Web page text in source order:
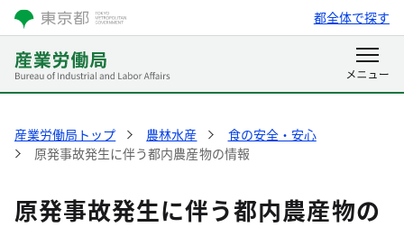
都全体で探す
産業労働局トップ 農林水産
食の安全・安心
原発事故発生に伴う都内農産物の情報
原発事故発生に伴う都内農産物の